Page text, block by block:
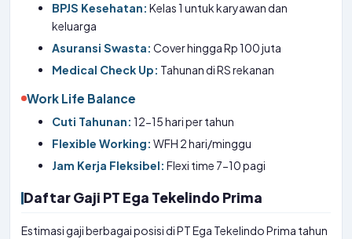
BPJS Kesehatan: Kelas 1 untuk karyawan dan
keluarga
Asuransi Swasta: Cover hingga Rp 100 juta
Medical Check Up: Tahunan di RS rekanan
Work Life Balance
Cuti Tahunan: 12-15 hari per tahun
Flexible Working: WFH 2 hari/minggu
Jam Kerja Fleksibel: Flexi time 7-10 pagi
Daftar Gaji PT Ega Tekelindo Prima
Estimasi gaji berbagai posisi di PT Ega Tekelindo Prima tahun